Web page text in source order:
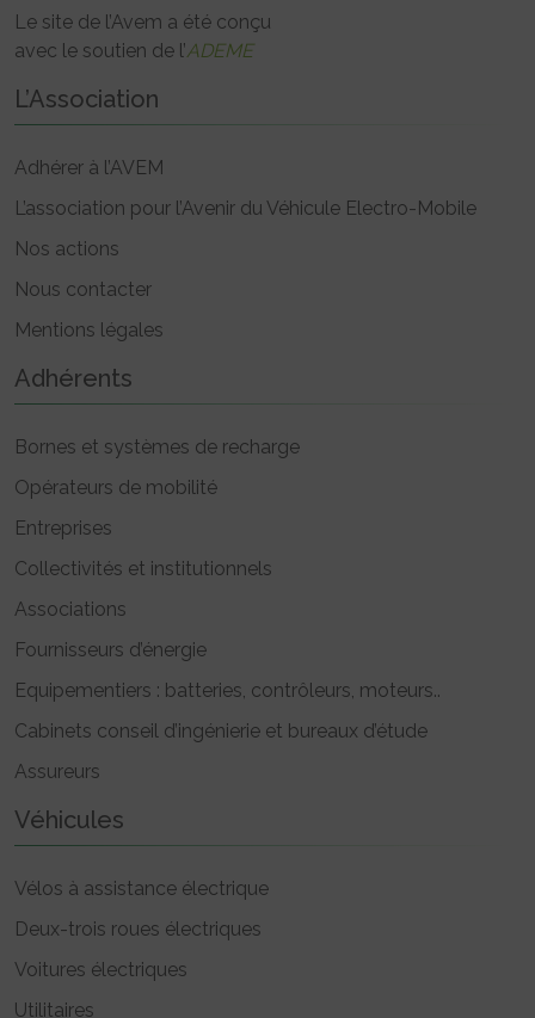
Le site de l’Avem a été conçu
avec le soutien de l’ADEME
L’Association
Adhérer à l’AVEM
L’association pour l’Avenir du Véhicule Electro-Mobile
Nos actions
Nous contacter
Mentions légales
Adhérents
Bornes et systèmes de recharge
Opérateurs de mobilité
Entreprises
Collectivités et institutionnels
Associations
Fournisseurs d’énergie
Equipementiers : batteries, contrôleurs, moteurs..
Cabinets conseil d’ingénierie et bureaux d’étude
Assureurs
Véhicules
Vélos à assistance électrique
Deux-trois roues électriques
Voitures électriques
Utilitaires